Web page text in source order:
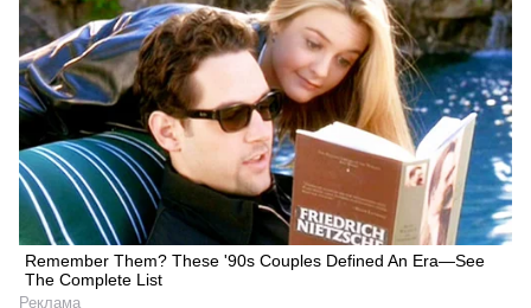
Remember Them? These '90s Couples Defined An Era—See
The Complete List
Реклама